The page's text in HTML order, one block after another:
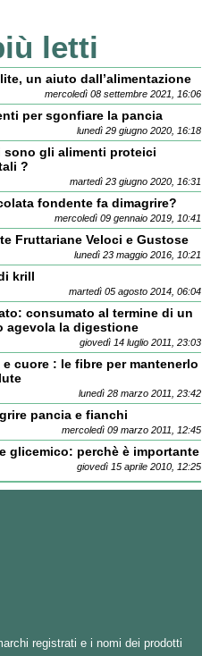
letti
un aiuto dall’alimentazione
mercoledì 08 settembre 2021, 16:06
per sgonfiare la pancia
lunedì 29 giugno 2020, 16:18
sono gli alimenti proteici
?
martedì 23 giugno 2020, 16:31
fondente fa dimagrire?
mercoledì 09 gennaio 2019, 10:41
Fruttariane Veloci e Gustose
lunedì 23 maggio 2016, 10:21
krill
martedì 05 agosto 2014, 06:04
consumato al termine di un
agevola la digestione
giovedì 14 luglio 2011, 23:03
e cuore : le fibre per mantenerlo
lunedì 28 marzo 2011, 23:42
pancia e fianchi
mercoledì 09 marzo 2011, 12:45
glicemico: perchè è importante
giovedì 15 aprile 2010, 12:25
registrati e i nomi dei prodotti